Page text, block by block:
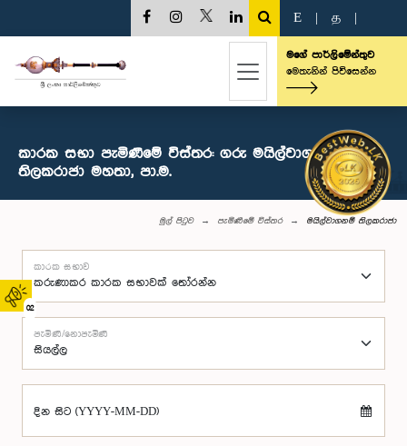
02
E த
මගේ පාර්ලිමේන්තුව
මෙතැනින් පිවිසෙන්න
කාරක සභා පැමිණීමේ විස්තර: ගරු මයිල්වාගනම්
තිලකරාජා මහතා, පා.ම.
මුල් පිටුව පැමිණීමේ විස්තර මයිල්වාගනම් තිලකරාජා
කාරක සභාව
පැමිණි/නොපැමිණි
දින සිට (YYYY-MM-DD)